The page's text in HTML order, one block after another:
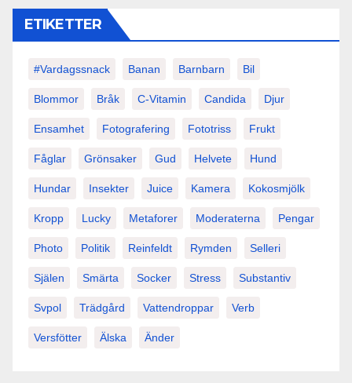
ETIKETTER
#vardagssnack Banan Barnbarn Bil
Blommor Bråk C-Vitamin Candida Djur
Ensamhet Fotografering Fototriss Frukt
Fåglar Grönsaker Gud Helvete Hund
Hundar Insekter Juice Kamera Kokosmjölk
Kropp Lucky Metaforer Moderaterna Pengar
Photo Politik Reinfeldt Rymden Selleri
Själen Smärta Socker Stress Substantiv
Svpol Trädgård Vattendroppar Verb
Versfötter Älska Änder